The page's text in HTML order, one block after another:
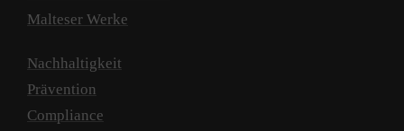
Malteser Werke
Nachhaltigkeit
Prävention
Compliance